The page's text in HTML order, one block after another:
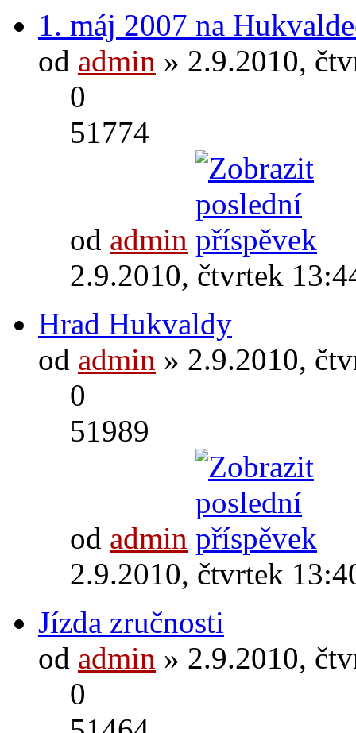
1. máj 2007 na
od admin » 2.9.2010,
0
51774
od admin
2.9.2010, čtvrtek
Hrad Hukvaldy
od admin » 2.9.2010,
0
51989
od admin
2.9.2010, čtvrtek
Jízda zručnosti
od admin » 2.9.2010,
0